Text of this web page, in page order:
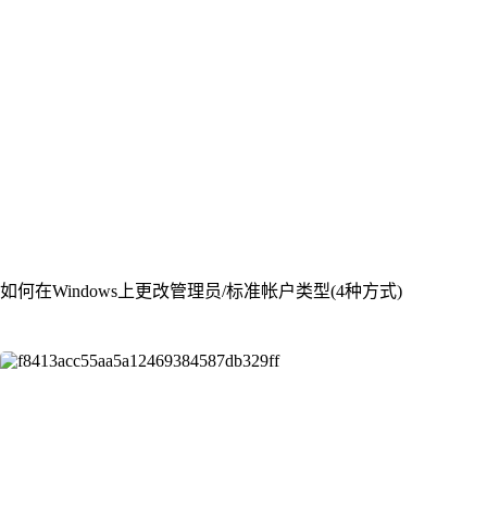
如何在Windows上更改管理员/标准帐户类型(4种方式)